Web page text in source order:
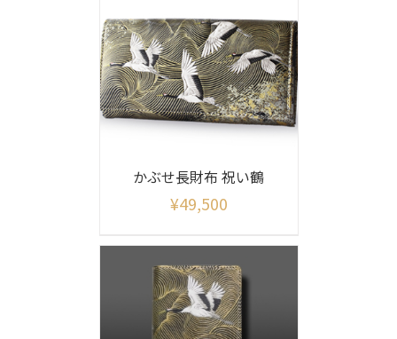
かぶせ長財布 祝い鶴
¥49,500